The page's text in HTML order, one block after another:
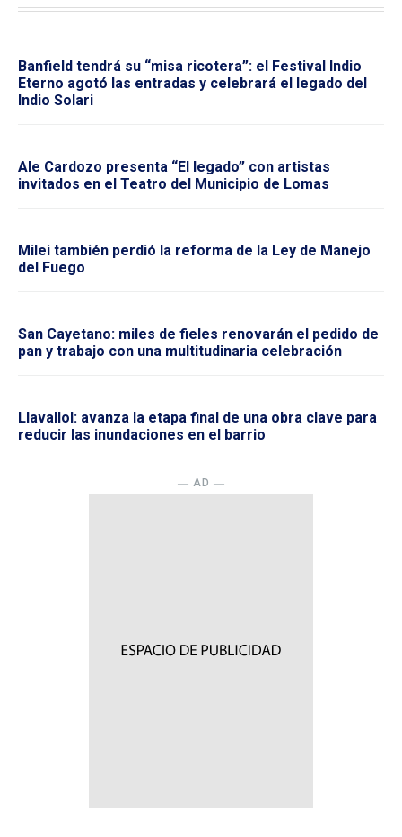
Banfield tendrá su “misa ricotera”: el Festival Indio
Eterno agotó las entradas y celebrará el legado del
Indio Solari
Ale Cardozo presenta “El legado” con artistas
invitados en el Teatro del Municipio de Lomas
Milei también perdió la reforma de la Ley de Manejo
del Fuego
San Cayetano: miles de fieles renovarán el pedido de
pan y trabajo con una multitudinaria celebración
Llavallol: avanza la etapa final de una obra clave para
reducir las inundaciones en el barrio
― AD ―